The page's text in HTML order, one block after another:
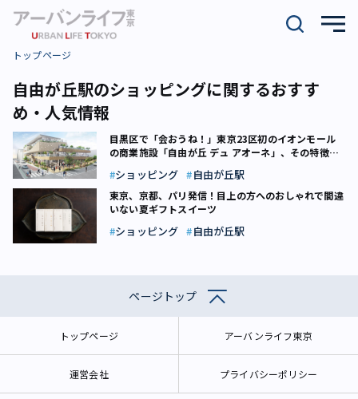
トップページ
自由が丘駅のショッピングに関するおすす
め・人気情報
目黒区で「会おうね！」――東京23区初のイオンモール
の商業施設「自由が丘 デュ アオーネ」、その特徴
ショッピング 自由が丘駅
東京、京都、パリ発信！目上の方へのおしゃれで間違
いない夏ギフトスイーツ
ショッピング 自由が丘駅
ページトップ
トップページ アーバンライフ東京
運営会社 プライバシーポリシー